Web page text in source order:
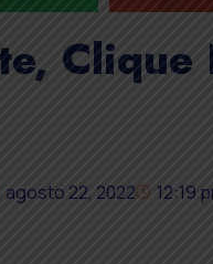
agosto 22, 2022 12:19